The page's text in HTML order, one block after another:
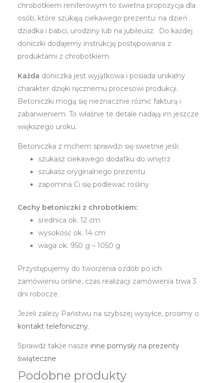
chrobotkiem reniferowym to świetna propozycja dla
osób, które szukają ciekawego prezentu: na dzień
dziadka i babci, urodziny lub na jubileusz. Do każdej
doniczki dodajemy instrukcję postępowania z
produktami z chrobotkiem.
Każda doniczka jest wyjątkowa i posiada unikalny
charakter dzięki ręcznemu procesowi produkcji.
Betoniczki mogą się nieznacznie różnić fakturą i
zabarwieniem. To właśnie te detale nadają im jeszcze
większego uroku.
Betoniczka z mchem sprawdzi się świetnie jeśli:
szukasz ciekawego dodatku do wnętrz
szukasz oryginalnego prezentu
zapomina Ci się podlewać rośliny
Cechy betoniczki z chrobotkiem:
średnica ok. 12 cm
wysokość ok. 14 cm
waga ok. 950 g – 1050 g
Przystępujemy do tworzenia ozdób po ich
zamówieniu online, czas realizacji zamówienia trwa 3
dni robocze.
Jeżeli zależy Państwu na szybszej wysyłce, prosimy o
kontakt telefoniczny.
Sprawdź także nasze inne pomysły na prezenty
świąteczne
Podobne produkty